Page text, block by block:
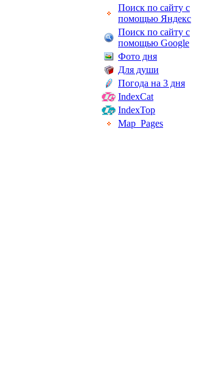
Поиск по сайту с
помощью Яндекс
Поиск по сайту с
помощью Google
Фото дня
Для души
Погода на 3 дня
IndexCat
IndexTop
Map_Pages